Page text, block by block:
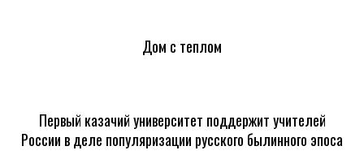
Дом с теплом
Первый казачий университет поддержит учителей
России в деле популяризации русского былинного эпоса